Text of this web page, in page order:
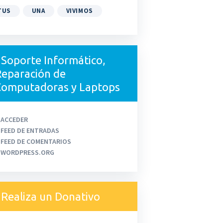
UNA VIVIMOS
Soporte Informático,
de
y Laptops
ACCEDER
FEED DE ENTRADAS
FEED DE COMENTARIOS
WORDPRESS.ORG
Realiza un Donativo